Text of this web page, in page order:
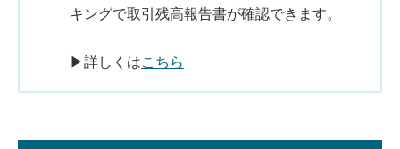
キングで取引残高報告書が確認できます。
▶詳しくはこちら